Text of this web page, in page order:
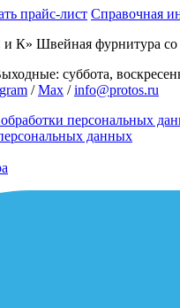
прайс-лист Справочная
К» Швейная фурнитура со
суббота,
/Max /info@protos.ru
персональных
данных